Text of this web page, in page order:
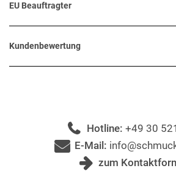
EU Beauftragter
Kundenbewertung
Hotline: +49 30
E-Mail:
zum